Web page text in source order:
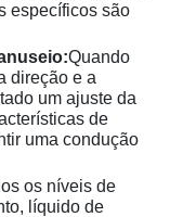
específicos são
Quando
direção e a
um ajuste da
de
uma condução
os níveis de
líquido de